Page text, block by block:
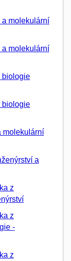
a molekulární
a molekulární
biologie
biologie
molekulární
a
z
z
-
z